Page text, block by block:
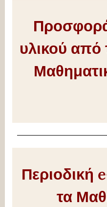
υλικού από
Περιοδική
τα